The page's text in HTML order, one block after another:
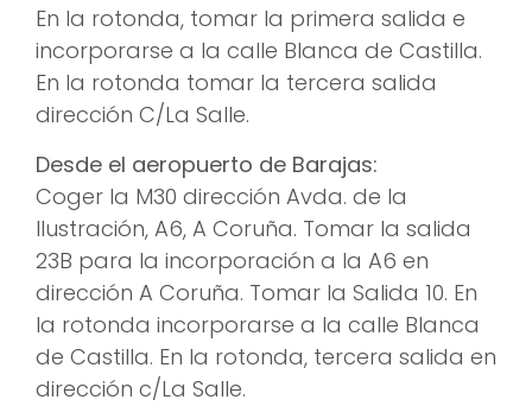
En la rotonda, tomar la primera salida e
incorporarse a la calle Blanca de Castilla.
En la rotonda tomar la tercera salida
dirección C/La Salle.
Desde el aeropuerto de Barajas:
Coger la M30 dirección Avda. de la
Ilustración, A6, A Coruña. Tomar la salida
23B para la incorporación a la A6 en
dirección A Coruña. Tomar la Salida 10. En
la rotonda incorporarse a la calle Blanca
de Castilla. En la rotonda, tercera salida en
dirección c/La Salle.